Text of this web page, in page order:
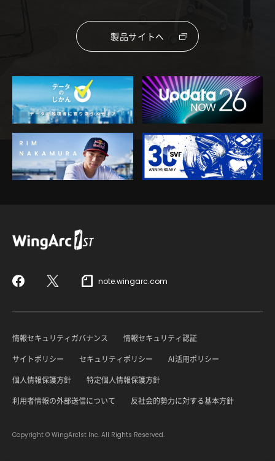
製品サイトへ
FacebookX note.wingarc.com
情報セキュリティガバナンス
情報セキュリティ認証
サイトポリシー
セキュリティポリシー
AI活用ポリシー
個人情報保護方針
特定個人情報保護方針
利用者情報の外部送信について
反社会的勢力に対する基本方針
Copyright © WingArc1st Inc. All Rights Reserved.